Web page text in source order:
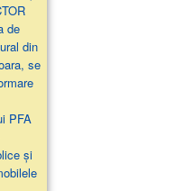
de
din
se
PFA
și